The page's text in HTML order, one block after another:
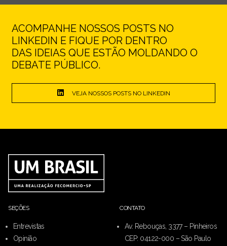
ACOMPANHE NOSSOS POSTS NO
LINKEDIN E FIQUE POR DENTRO
DAS IDEIAS QUE ESTÃO MOLDANDO O
DEBATE PÚBLICO.
VEJA NOSSOS POSTS NO LINKEDIN
SEÇÕES
Entrevistas
Opinião
CONTATO
Av. Rebouças, 3377 – Pinheiros
CEP: 04122-000 – São Paulo